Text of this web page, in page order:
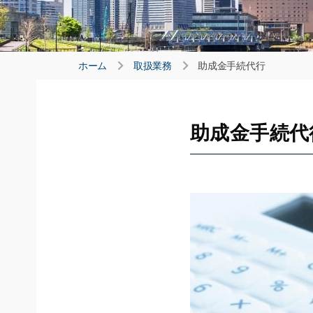
ホーム 取扱業務 助成金手続代行
助成金手続